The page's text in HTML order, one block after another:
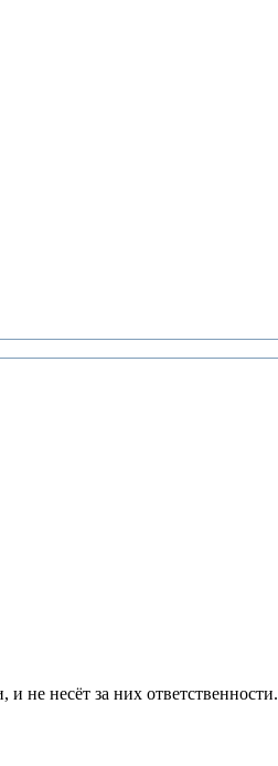
не несёт за них ответственности.